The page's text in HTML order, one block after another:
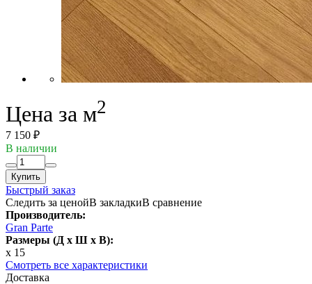
Цена за м2
7 150 ₽
В наличии
Купить
Быстрый заказ
Следить за ценойВ закладкиВ сравнение
Производитель:
Gran Parte
Размеры (Д x Ш x В):
x 15
Смотреть все характеристики
Доставка